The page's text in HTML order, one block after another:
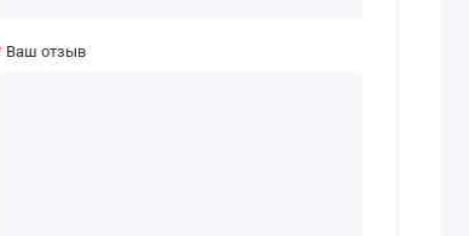
Ваш отзыв